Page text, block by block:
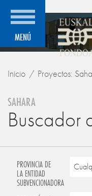
MENÚ
Inicio Proyectos:
SAHARA
Buscador
PROVINCIA DE
LA ENTIDAD
SUBVENCIONADORA